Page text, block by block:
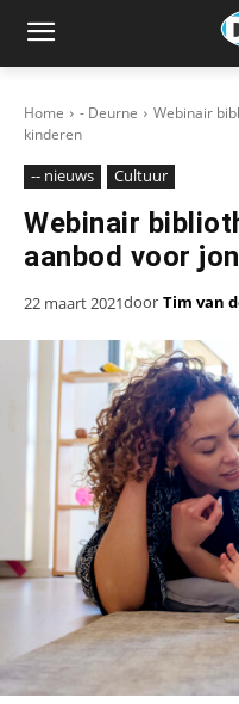
Home - Deurne
Webinair
kinderen
-- nieuws Cultuur
Webinair
aanbod voor
22 maart 2021door Tim van